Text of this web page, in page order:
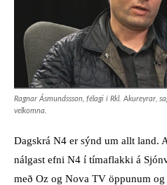
Ragnar Ásmundssson, félagi í Rkl. Akureyrar,
velkomna.
Dagskrá N4 er sýnd um allt land.
nálgast efni N4 í tímaflakki á
með Oz og Nova TV öppunum og